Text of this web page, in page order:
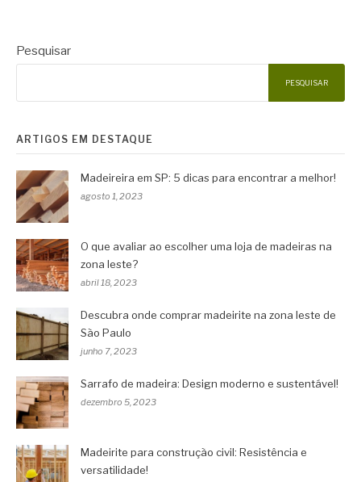
Pesquisar
PESQUISAR
ARTIGOS EM DESTAQUE
Madeireira em SP: 5 dicas para encontrar a melhor!
agosto 1, 2023
O que avaliar ao escolher uma loja de madeiras na
zona leste?
abril 18, 2023
Descubra onde comprar madeirite na zona leste de
São Paulo
junho 7, 2023
Sarrafo de madeira: Design moderno e sustentável!
dezembro 5, 2023
Madeirite para construção civil: Resistência e
versatilidade!